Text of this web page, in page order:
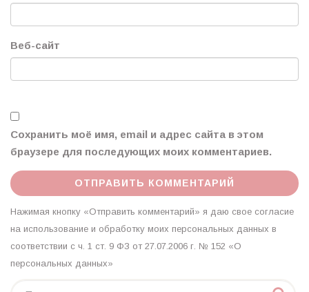
Веб-сайт
Сохранить моё имя, email и адрес сайта в этом
браузере для последующих моих комментариев.
Нажимая кнопку «Отправить комментарий» я даю свое согласие
на использование и обработку моих персональных данных в
соответствии с ч. 1 ст. 9 ФЗ от 27.07.2006 г. № 152 «О
персональных данных»